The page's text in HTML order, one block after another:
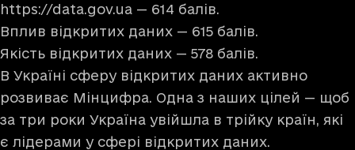
https://data.gov.ua — 614 балів.
Вплив відкритих даних — 615 балів.
Якість відкритих даних — 578 балів.
В Україні сферу відкритих даних активно
розвиває Мінцифра. Одна з наших цілей — щоб
за три роки Україна увійшла в трійку країн, які
є лідерами у сфері відкритих даних.